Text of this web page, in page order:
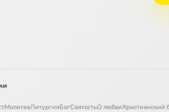
МолитваЛитургияБогСвятостьО любвиХристианский